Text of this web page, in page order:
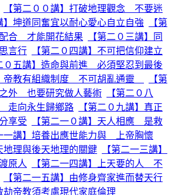
【第二００講】打破地理觀念 不要迷
】坤道同奮宜以耐心愛心自立自強
【第
合 才能開花結果
【第二０三講】同
言行
【第二０四講】不可把信仰建立
０五講】造命與前進 必須堅忍到最後
帝教有組織制度 不可胡亂通靈
【第
外 也要研究做人藝術
【第二０八
走向永生歸鄉路
【第二０九講】真正
享受
【第二一０講】天人相應 是救
一講】培養出應世能力與 上帝胸懷
地理與後天地理的關鍵
【第二一三講】
原人
【第二一四講】上天要的人 不
【第二一五講】由修身齊家進而替天行
劫帝教須考慮現代家庭倫理